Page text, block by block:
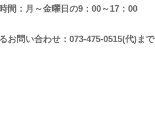
間：月～金曜日の9：00～17：00
お問い合わせ：073-475-0515(代)まで